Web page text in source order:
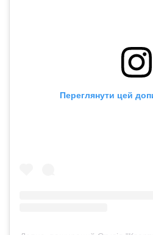
Переглянути цей